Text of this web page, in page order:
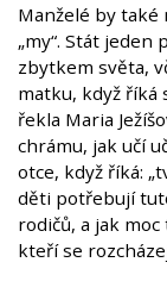
Manželé by
„my“. Stát
zbytkem světa,
matku, když říká
řekla Maria
chrámu, jak učí
otce, když říká:
děti potřebují
rodičů, a jak
kteří se